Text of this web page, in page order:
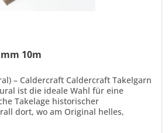
10m
– Caldercraft Caldercraft Takelgarn
ist die ideale Wahl für eine
Takelage historischer
dort, wo am Original helles,